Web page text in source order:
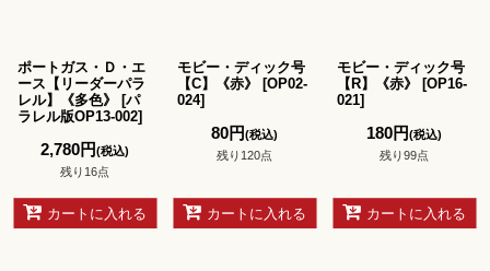
ポートガス・Ｄ・エ
ース【リーダーパラ
レル】《多色》
[パ
ラレル版OP13-002]
2,780円(税込)
残り16点
カートに入れる
モビー・ディック号
【C】《赤》
[OP02-
024]
80円(税込)
残り120点
カートに入れる
モビー・ディック号
【R】《赤》
[OP16-
021]
180円(税込)
残り99点
カートに入れる